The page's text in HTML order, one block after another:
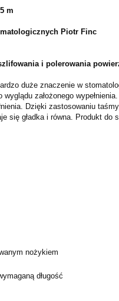
m
Piotr Finc
i polerowania
duże znaczenie w
wyglądu założonego
Dzięki zastosowaniu
się gładka i równa. Produkt do
nożykiem
długość